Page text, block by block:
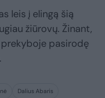
leis į elingą šią
žiūrovų. Žinant,
pasirodę
Dalius Abaris